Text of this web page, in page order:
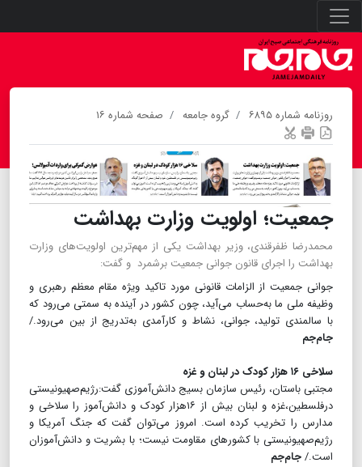
روزنامه شماره ۶۸۹۵ گروه جامعه صفحه شماره ۱۶
جمعیت؛ اولویت وزارت بهداشت
محمد‌رضا ظفرقندی، وزیر بهداشت یکی از مهم‌ترین اولویت‌های وزارت
بهداشت را اجرای قانون جوانی جمعیت برشمرد و گفت:
جوانی جمعیت از الزامات قانونی مورد تاکید ویژه مقام معظم رهبری و
وظیفه ملی ما به‌حساب می‌آید، چون کشور در آینده به سمتی می‌رود که
با سالمندی تولید، جوانی، نشاط و کارآمدی به‌تدریج از بین می‌رود./
جام‌جم
سلاخی ۱۶ هزار کودک در لبنان و غزه
مجتبی باستان، رئیس سازمان بسیج دانش‌آموزی گفت:رژیم‌صهیونیستی
درفلسطین،غزه و لبنان بیش از ۱۶هزار کودک و دانش‌آموز را سلاخی و
مدارس را تخریب کرده است. امروز می‌توان گفت که جنگ آمریکا و
رژیم‌صهیونیستی با کشورهای مقاومت نیست‌؛ با بشریت و دانش‌آموزان
است./جام‌جم